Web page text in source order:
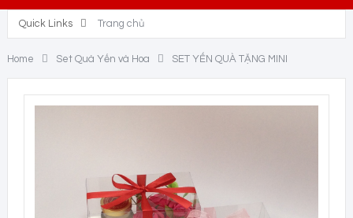
Quick Links Trang chủ
Home Set Quà Yến và Hoa SET YẾN QUÀ TẶNG MINI